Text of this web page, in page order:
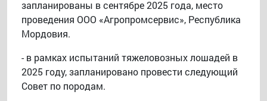
запланированы в сентябре 2025 года, место
проведения ООО «Агропромсервис», Республика
Мордовия.
- в рамках испытаний тяжеловозных лошадей в
2025 году, запланировано провести следующий
Совет по породам.